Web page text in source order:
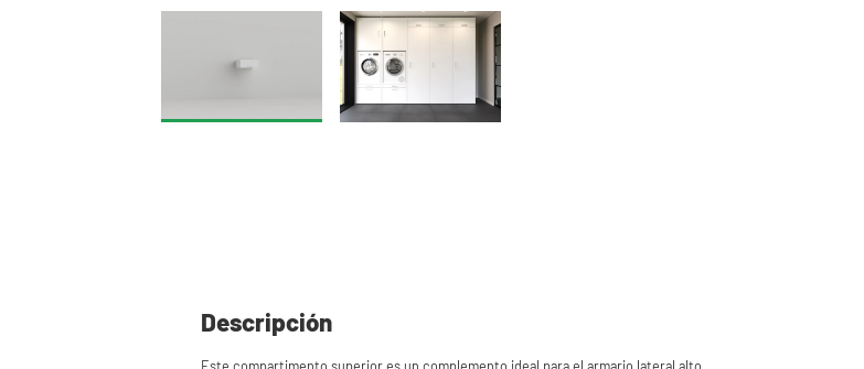
Descripción
Este compartimento superior es un complemento ideal para el armario lateral alto